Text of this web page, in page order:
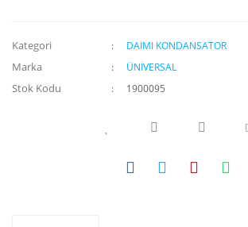
Kategori DAIMI KONDANSATOR
Marka ÜNİVERSAL
Stok Kodu 1900095